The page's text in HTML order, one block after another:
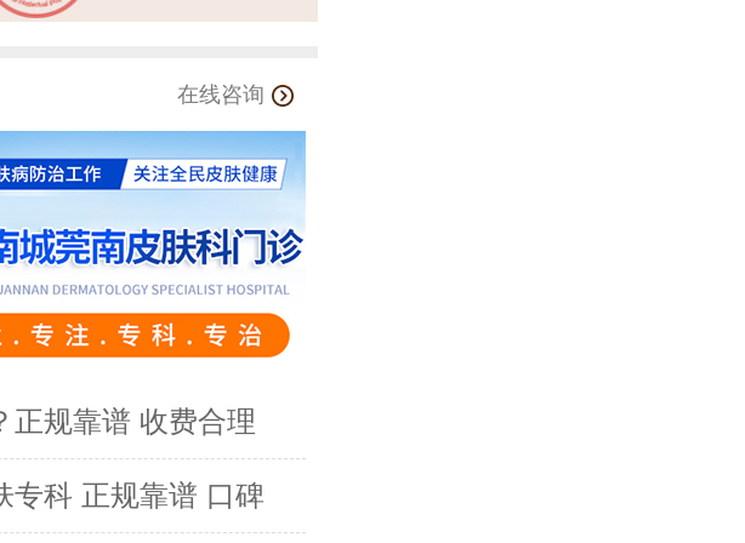
在线咨询
正规靠谱 收费合理
专科 正规靠谱 口碑